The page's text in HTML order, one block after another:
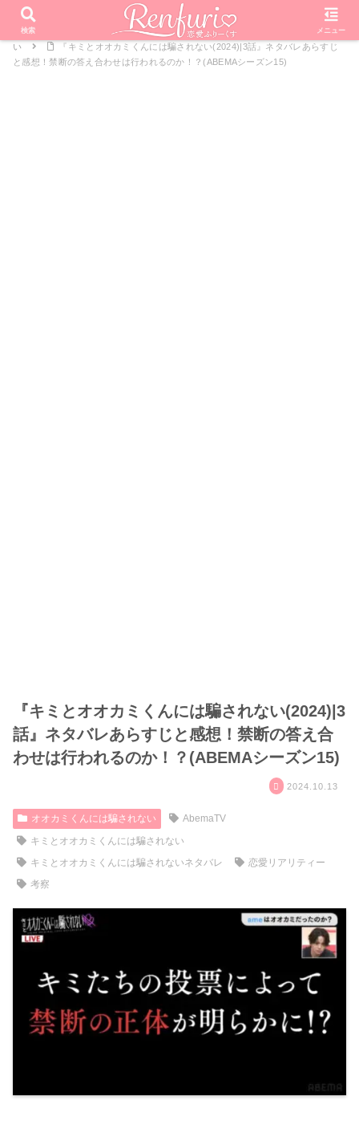
PR
ホーム 恋愛リアリティーショー
オオカミくんには騙されな
い
『キミとオオカミくんには騙されない(2024)|3話』ネタバレあらすじ
と感想！禁断の答え合わせは行われるのか！？(ABEMAシーズン15)
『キミとオオカミくんには騙されない(2024)|3
話』ネタバレあらすじと感想！禁断の答え合
わせは行われるのか！？(ABEMAシーズン15)
2024.10.13
オオカミくんには騙されない
AbemaTV
キミとオオカミくんには騙されない
キミとオオカミくんには騙されないネタバレ
恋愛リアリティー
考察
検索 メニュー